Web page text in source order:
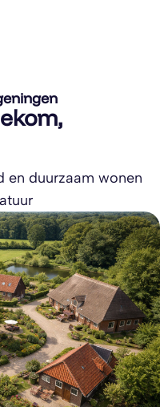
en duurzaam wonen